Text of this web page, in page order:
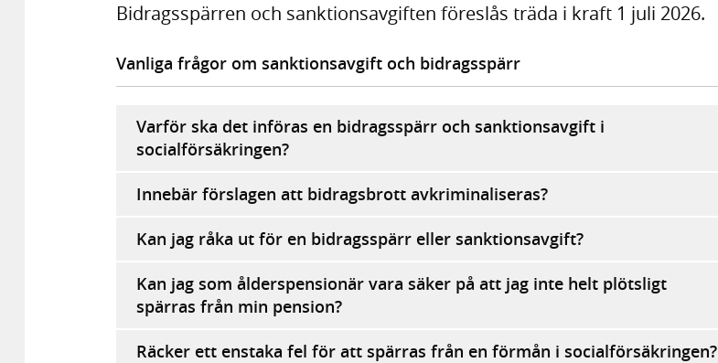
Bidragsspärren och sanktionsavgiften föreslås träda i kraft 1 juli 2026.
Vanliga frågor om sanktionsavgift och bidragsspärr
Varför ska det införas en bidragsspärr och sanktionsavgift i
socialförsäkringen?
Innebär förslagen att bidragsbrott avkriminaliseras?
Kan jag råka ut för en bidragsspärr eller sanktionsavgift?
Kan jag som ålderspensionär vara säker på att jag inte helt plötsligt
spärras från min pension?
Räcker ett enstaka fel för att spärras från en förmån i socialförsäkringen?